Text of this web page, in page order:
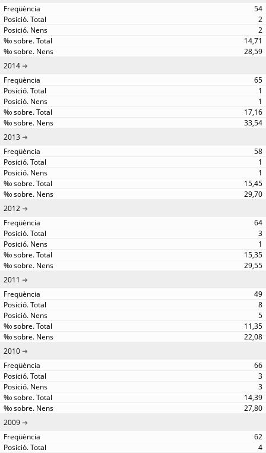
54
2
2
14,71
28,59
2014
65
1
1
17,16
33,54
2013
58
1
1
15,45
29,70
2012
64
3
1
15,35
29,55
2011
49
8
5
11,35
22,08
2010
66
3
3
14,39
27,80
2009
62
4